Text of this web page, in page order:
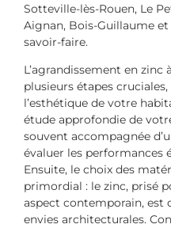
Sotteville-lès-Rouen, Le
Aignan, Bois-Guillaume
savoir-faire.
L’agrandissement en zinc
plusieurs étapes
l’esthétique de votre
étude approfondie de
souvent accompagnée
évaluer les performances
Ensuite, le choix des
primordial : le zinc, prisé
aspect contemporain, est
envies architecturales.